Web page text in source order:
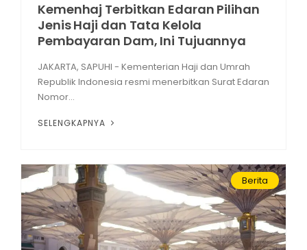
Kemenhaj Terbitkan Edaran Pilihan
Jenis Haji dan Tata Kelola
Pembayaran Dam, Ini Tujuannya
JAKARTA, SAPUHI - Kementerian Haji dan Umrah
Republik Indonesia resmi menerbitkan Surat Edaran
Nomor...
SELENGKAPNYA
Berita